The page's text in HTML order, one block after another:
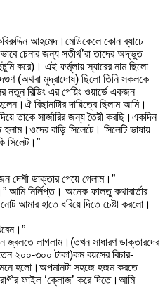
আহমেদ।মেডিকেলে কোন ব্যাচে
চেনার জন্য সতীর্থ’রা তাদের অদ্ভুত
করে)। এই ফর্মূলায় স্যারের নাম ছিলো
(অথবা মুদ্রাদোষ) ছিলো তিনি সকলকে
বিল্ডিং এর পেয়িং ওয়ার্ডে একজন
হলেন।ঐ বিছানাটার দায়িত্বে ছিলাম আমি।
তাকে সার্জারির জন্য তৈরী করছি।একদিন
বাড়ি সিলেটে। সিলেটি ভাষায়
সিলেট।”
দেশী ডাক্তার পেয়ে গেলাম।”
আমি নির্লিপ্ত। অনেক ফালতু কথাবার্তার
আমার হাতে ধরিয়ে দিতে চেষ্টা করলো।
জ্বলতে লাগলাম।(তখন সাধারণ ডাক্তারদের
২০০-৩০০ টাকা)কম বয়সের বিচার-
মনে হলো।অপমানটা সহজে হজম করতে
ফাইল ‘ক্লোজ’ করে দিতে।আমি